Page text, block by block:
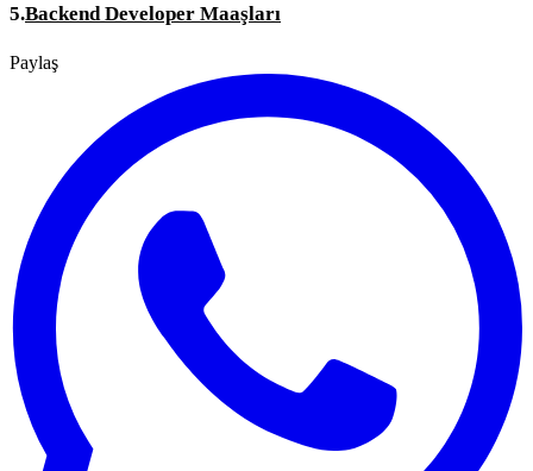
5.Backend Developer Maaşları
Paylaş